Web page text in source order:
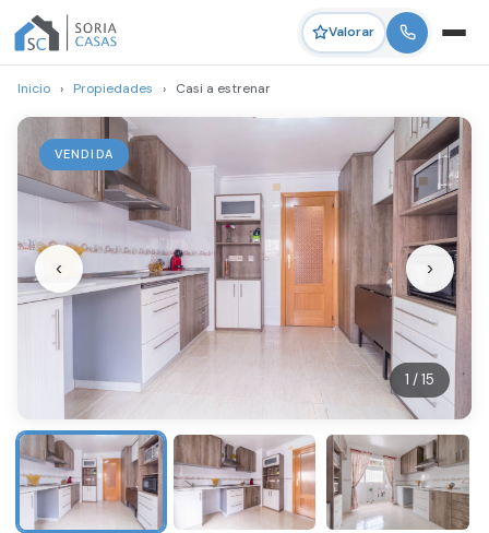
Valorar
Inicio › Propiedades › Casi a estrenar
VENDIDA
1 / 15
‹ ›